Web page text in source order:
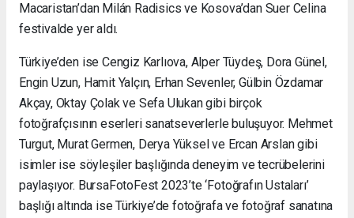
Macaristan’dan Milán Radisics ve Kosova’dan Suer Celina
festivalde yer aldı.
Türkiye’den ise Cengiz Karlıova, Alper Tüydeş, Dora Günel,
Engin Uzun, Hamit Yalçın, Erhan Sevenler, Gülbin Özdamar
Akçay, Oktay Çolak ve Sefa Ulukan gibi birçok
fotoğrafçısının eserleri sanatseverlerle buluşuyor. Mehmet
Turgut, Murat Germen, Derya Yüksel ve Ercan Arslan gibi
isimler ise söyleşiler başlığında deneyim ve tecrübelerini
paylaşıyor. BursaFotoFest 2023’te ‘Fotoğrafın Ustaları’
başlığı altında ise Türkiye’de fotoğrafa ve fotoğraf sanatına